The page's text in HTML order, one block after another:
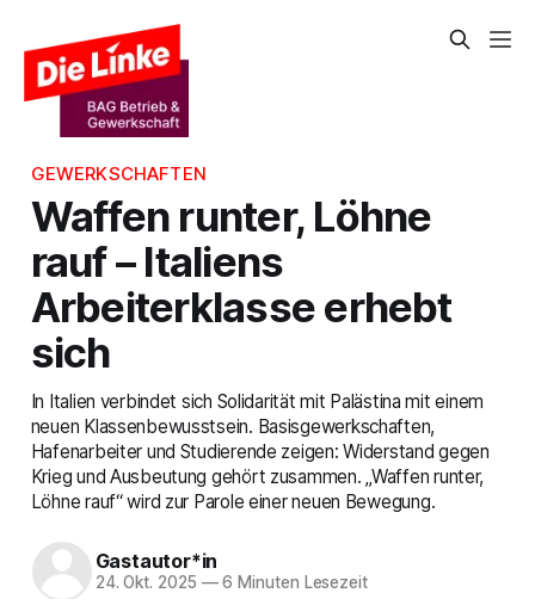
GEWERKSCHAFTEN
Waffen runter, Löhne
rauf – Italiens
Arbeiterklasse erhebt
sich
In Italien verbindet sich Solidarität mit Palästina mit einem
neuen Klassenbewusstsein. Basisgewerkschaften,
Hafenarbeiter und Studierende zeigen: Widerstand gegen
Krieg und Ausbeutung gehört zusammen. „Waffen runter,
Löhne rauf“ wird zur Parole einer neuen Bewegung.
Gastautor*in
24. Okt. 2025 —6 Minuten Lesezeit